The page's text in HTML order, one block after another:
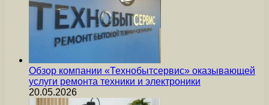
Обзор компании «Технобытсервис» оказывающей
услуги ремонта техники и электроники
20.05.2026